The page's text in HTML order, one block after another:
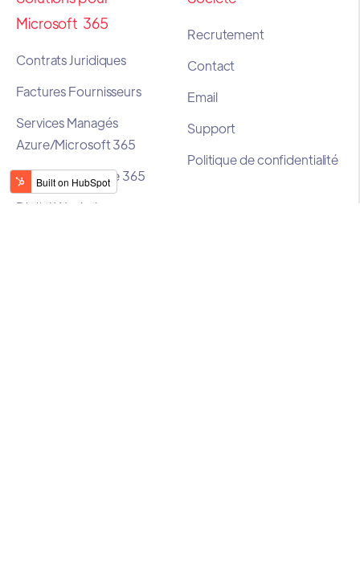
Microsoft 365
Contrats Juridiques
Factures Fournisseurs
Services Managés
Azure/Microsoft 365
Prestations Office 365
Digital Workplace
Recrutement
Contact
Email
Support
Politique de confidentialité